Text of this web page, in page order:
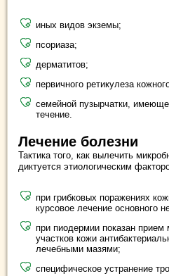
иных видов экземы;
псориаза;
дерматитов;
первичного ретикулеза
семейной пузырчатки,
течение.
Лечение болезни
Тактика того, как вылечить
диктуется этиологическим
при грибковых поражениях
курсовое лечение основного
при пиодермии показан прием
участков кожи
лечебными мазями;
специфическое устранение